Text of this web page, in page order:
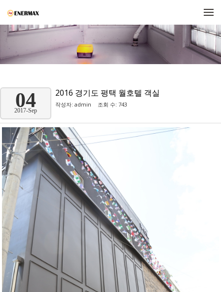
04
2017-Sep
2016 경기도 평택 월호텔 객실
작성자: admin 조회 수: 743